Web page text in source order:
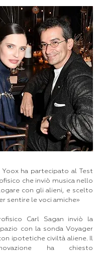
ha partecipato al Test
che inviò musica nello
con gli alieni, e scelto
sentire le voci amiche»
Carl Sagan inviò la
con la sonda Voyager
ipotetiche civiltà aliene. Il
ha chiesto